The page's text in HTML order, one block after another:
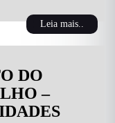
Leia mais..
DO
–